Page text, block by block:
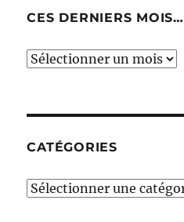
CES DERNIERS MOIS…
Ces
CATÉGORIES
Catégories